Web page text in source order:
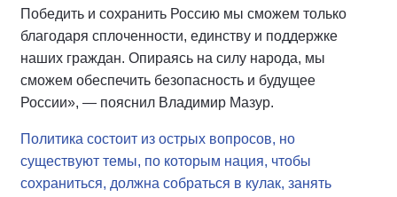
Победить и сохранить Россию мы сможем только
благодаря сплоченности, единству и поддержке
наших граждан. Опираясь на силу народа, мы
сможем обеспечить безопасность и будущее
России», — пояснил Владимир Мазур.
Политика состоит из острых вопросов, но
существуют темы, по которым нация, чтобы
сохраниться, должна собраться в кулак, занять